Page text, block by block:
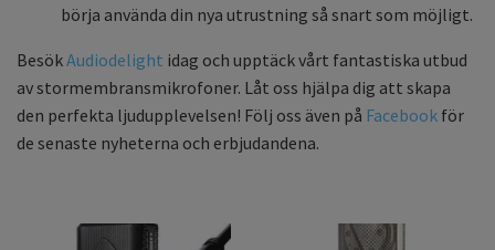
börja använda din nya utrustning så snart som möjligt.
BesökAudiodelight idag och upptäck vårt fantastiska utbud
av stormembransmikrofoner. Låt oss hjälpa dig att skapa
den perfekta ljudupplevelsen! Följ oss även på Facebook för
de senaste nyheterna och erbjudandena.